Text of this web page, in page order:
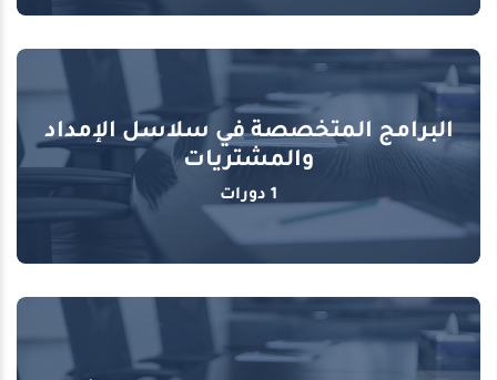
البرامج المتخصصة في سلاسل الإمداد
والمشتريات
1 دورات